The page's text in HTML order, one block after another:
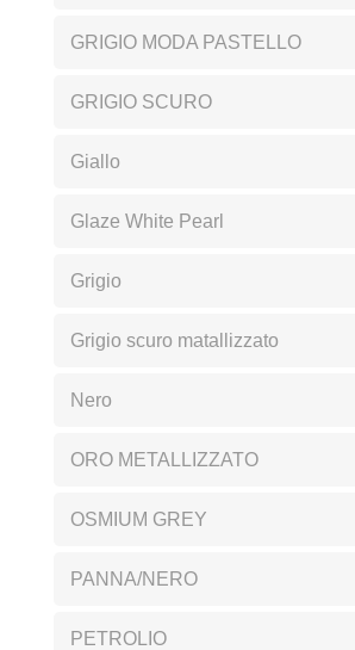
GRIGIO MODA PASTELLO
GRIGIO SCURO
Giallo
Glaze White Pearl
Grigio
Grigio scuro matallizzato
Nero
ORO METALLIZZATO
OSMIUM GREY
PANNA/NERO
PETROLIO